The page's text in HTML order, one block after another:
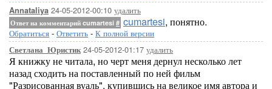
Annataliya 24-05-2012-00:10 удалить
Ответ на комментарий cumartesi # cumartesi, понятно.
Обратиться - Ответить - К полной версии
Светлана_Юристик24-05-2012-01:17 удалить
Я книжку не читала, но черт меня дернул несколько лет
назад сходить на поставленный по ней фильм
"Разрисованная вуаль", купившись на великое имя автора и